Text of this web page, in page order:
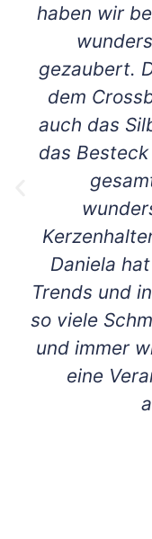
haben wir
gezaubert.
dem
auch das
das
Daniela
Trends und
so viele
und immer
eine